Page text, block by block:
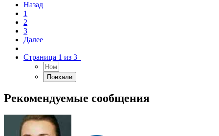
Назад
1
2
3
Далее
Страница 1 из 3
Рекомендуемые сообщения